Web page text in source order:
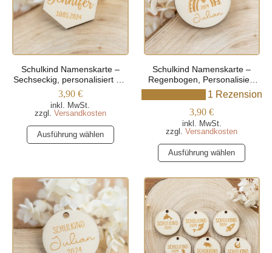
Schulkind Namenskarte –
Sechseckig, personalisiert mit
Namen und Datum
3,90 €
inkl. MwSt.
zzgl. Versandkosten
Ausführung wählen
Dieses
Produkt
Varianten
auf.
Die
Optionen
können
Schulkind Namenskarte –
Regenbogen, Personalisiert
mit Namen1 Rezension
3,90€
inkl. MwSt.
zzgl.Versandkosten
Ausführung wählen
Dieses
Produkt
weist
mehrere
Varianten
auf.
Die
Optionen